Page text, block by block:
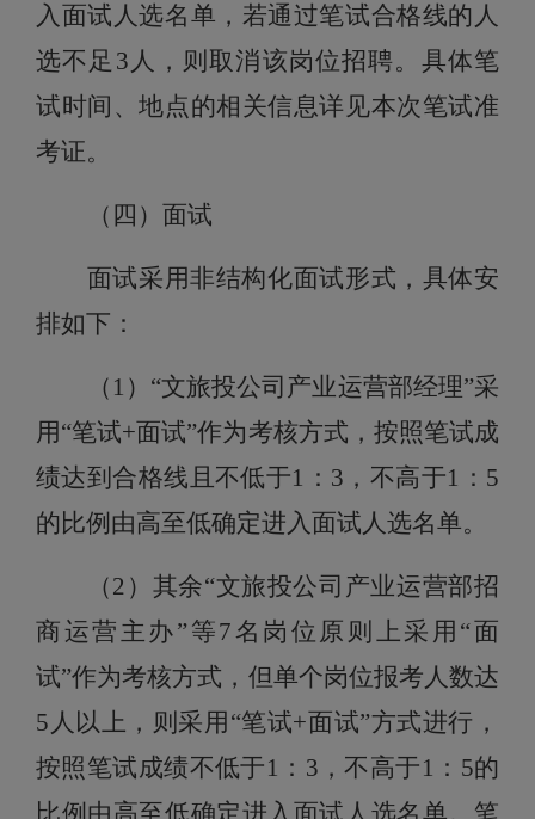
入面试人选名单，若通过笔试合格线的人
选不足3人，则取消该岗位招聘。具体笔
试时间、地点的相关信息详见本次笔试准
考证。
（四）面试
面试采用非结构化面试形式，具体安
排如下：
（1） “文旅投公司产业运营部经理”采
用“笔试+面试”作为考核方式， 按照笔试成
绩达到合格线且不低于1：3，不高于1：5
的比例由高至低确定进入面试人选名单。
（2） 其余“文旅投公司 产业运营部招
商运营主办”等7名岗位原则上采用“面
试”作为考核方式，但单个岗位报考人数达
5人以上，则采用“笔试+面试”方式进行，
按照笔试成绩不低于1：3，不高于1：5的
比例由高至低确定进入面试人选名单。笔